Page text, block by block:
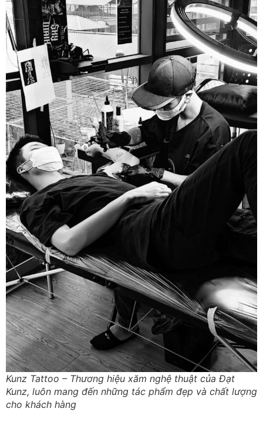
Kunz Tattoo – Thương hiệu xăm nghệ thuật của Đạt
Kunz, luôn mang đến những tác phẩm đẹp và chất lượng
cho khách hàng